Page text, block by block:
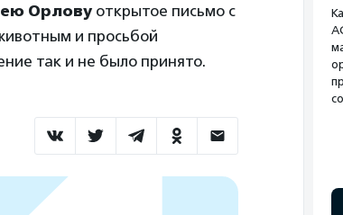
Орлову открытое письмо с
и просьбой
так и не было принято.